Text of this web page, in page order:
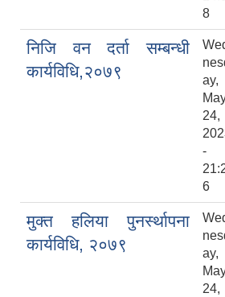
8
निजि वन दर्ता सम्‍बन्धी
कार्यविधि,२०७९
ay,
24,
-
6
मुक्त हलिया पुनर्स्थापना
कार्यविधि, २०७९
ay,
24,